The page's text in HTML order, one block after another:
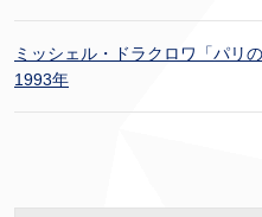
ミッシェル・ドラクロワ「パリ
1993年